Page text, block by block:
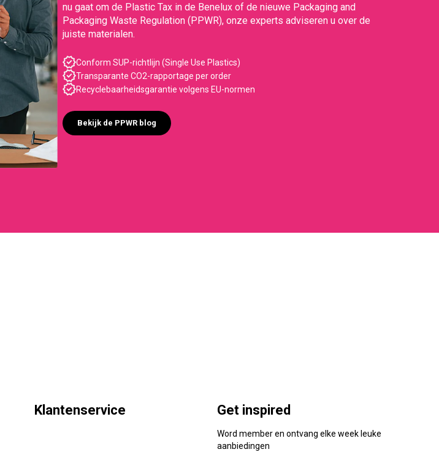
nu gaat om de Plastic Tax in de Benelux of de nieuwe Packaging and
Packaging Waste Regulation (PPWR), onze experts adviseren u over de
juiste materialen.
Conform SUP-richtlijn (Single Use Plastics)
Transparante CO2-rapportage per order
Recyclebaarheidsgarantie volgens EU-normen
Bekijk de PPWR blog
Klantenservice Get inspired
Word member en ontvang elke week leuke
aanbiedingen